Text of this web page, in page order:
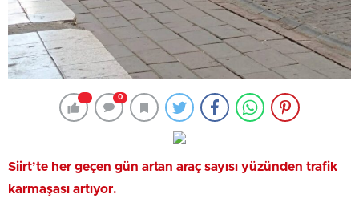
0
Siirt’te her geçen gün artan araç sayısı yüzünden trafik
karmaşası artıyor.